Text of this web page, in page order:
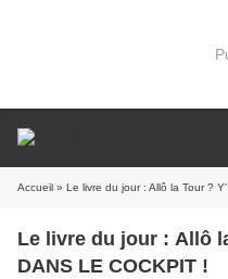
Accueil » Le livre du jour : Allô la Tour ?
Le livre du jour : Allô
DANS LE COCKPIT !